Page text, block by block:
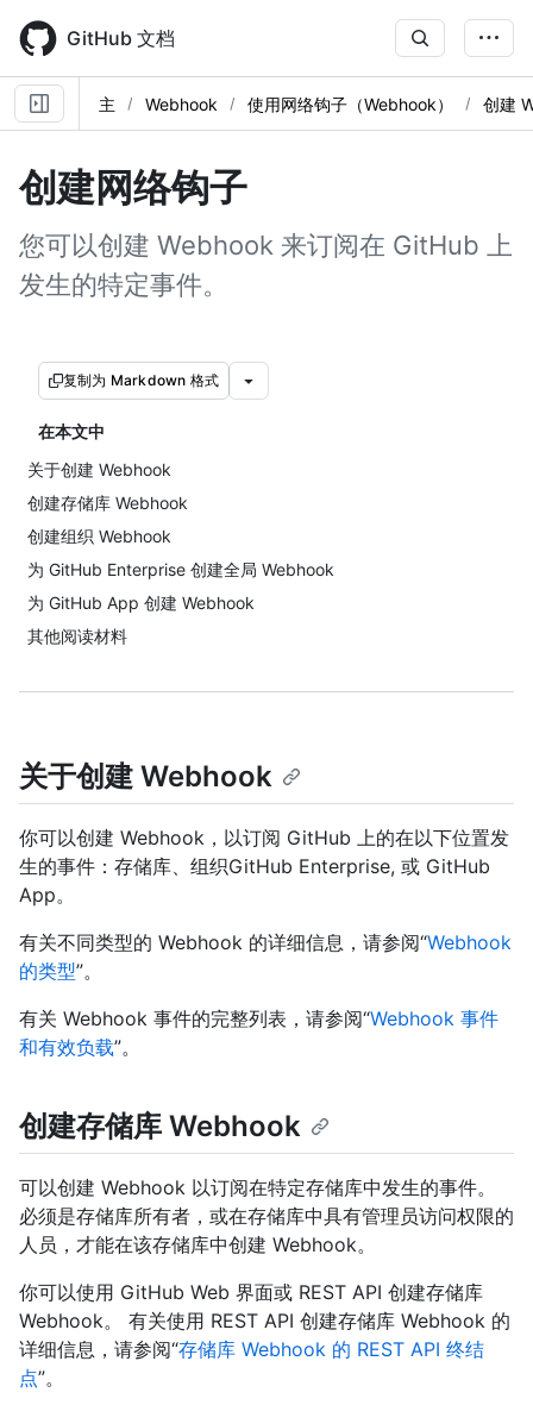
main
content
GitHub 文档
主 Webhook 使用网络钩子（Webhook） 创建
创建网络钩子
您可以创建 Webhook 来订阅在 GitHub 上
发生的特定事件。
复制为 Markdown 格式
在本文中
关于创建 Webhook
创建存储库 Webhook
创建组织 Webhook
为 GitHub Enterprise 创建全局 Webhook
为 GitHub App 创建 Webhook
其他阅读材料
关于创建 Webhook
你可以创建 Webhook，以订阅 GitHub 上的在以下位置发
生的事件：存储库、组织GitHub Enterprise, 或 GitHub
App。
有关不同类型的 Webhook 的详细信息，请参阅“Webhook
的类型”。
有关 Webhook 事件的完整列表，请参阅“Webhook 事件
和有效负载”。
创建存储库 Webhook
可以创建 Webhook 以订阅在特定存储库中发生的事件。
必须是存储库所有者，或在存储库中具有管理员访问权限的
人员，才能在该存储库中创建 Webhook。
你可以使用 GitHub Web 界面或 REST API 创建存储库
Webhook。 有关使用 REST API 创建存储库 Webhook 的
详细信息，请参阅“存储库 Webhook 的 REST API 终结
点”。